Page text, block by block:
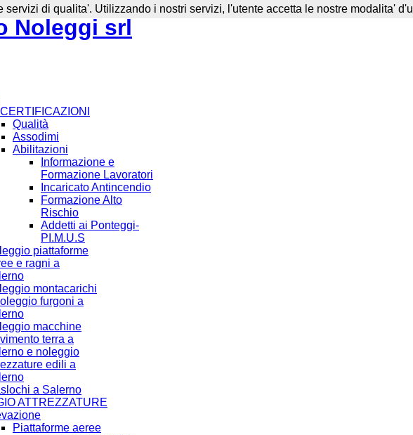
Noleggi srl
Qualità
Assodimi
Abilitazioni
Informazione e
Formazione Lavoratori
Incaricato Antincendio
Formazione Alto
Rischio
Addetti ai Ponteggi-
PI.M.U.S
piattaforme
e ragni a
montacarichi
furgoni a
macchine
terra a
e noleggio
edili a
a Salerno
ATTREZZATURE
Piattaforme aeree
servizi di qualita'. Utilizzando i nostri servizi, l'utente accetta le nostre modalita'